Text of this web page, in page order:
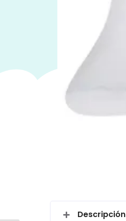
Descripción